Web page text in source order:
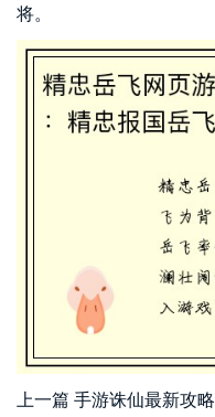
将。
上一篇 手游诛仙最新攻略